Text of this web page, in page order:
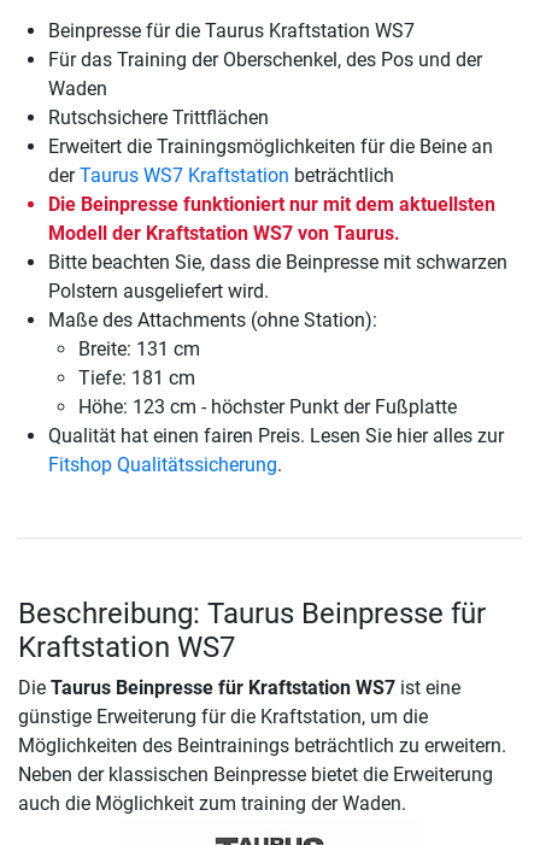
Beinpresse für die Taurus Kraftstation WS7
Für das Training der Oberschenkel, des Pos und der
Waden
Rutschsichere Trittflächen
Erweitert die Trainingsmöglichkeiten für die Beine an
derTaurus WS7 Kraftstation beträchtlich
Die Beinpresse funktioniert nur mit dem aktuellsten
Modell der Kraftstation WS7 von Taurus.
Bitte beachten Sie, dass die Beinpresse mit schwarzen
Polstern ausgeliefert wird.
Maße des Attachments (ohne Station):
Breite: 131 cm
Tiefe: 181 cm
Höhe: 123 cm - höchster Punkt der Fußplatte
Qualität hat einen fairen Preis. Lesen Sie hier alles zur
Fitshop Qualitätssicherung.
Beschreibung: Taurus Beinpresse für
Kraftstation WS7
Die Taurus Beinpresse für Kraftstation WS7 ist eine
günstige Erweiterung für die Kraftstation, um die
Möglichkeiten des Beintrainings beträchtlich zu erweitern.
Neben der klassischen Beinpresse bietet die Erweiterung
auch die Möglichkeit zum training der Waden.